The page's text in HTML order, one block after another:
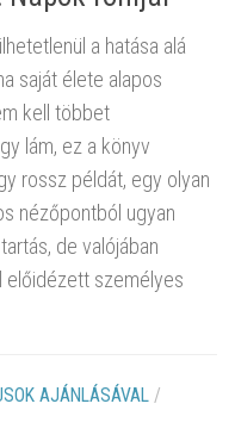
a hatása alá
saját élete alapos
kell többet
lám, ez a könyv
rossz példát, egy olyan
nézőpontból ugyan
de valójában
előidézett személyes
AJÁNLÁSÁVAL /